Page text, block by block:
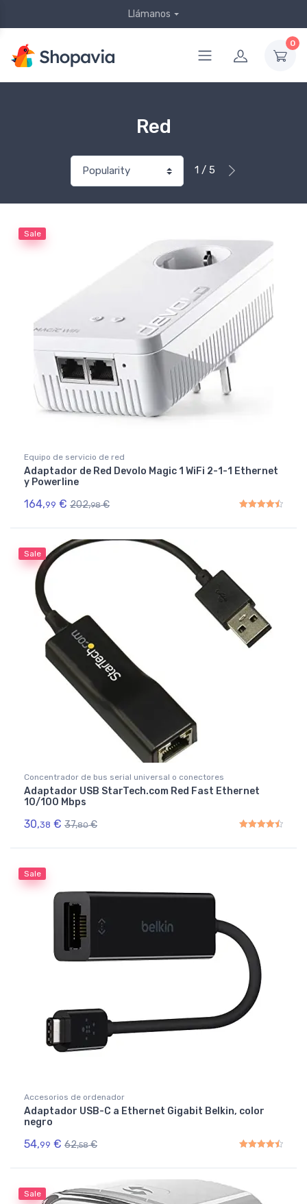
Llámanos
0
Red
1 / 5
Sale
Equipo de servicio de red
Adaptador de Red Devolo Magic 1 WiFi 2-1-1 Ethernet
y Powerline
164,99 € 202,98 €
Sale
Concentrador de bus serial universal o conectores
Adaptador USB StarTech.com Red Fast Ethernet
10/100 Mbps
30,38 € 37,80 €
Sale
Accesorios de ordenador
Adaptador USB-C a Ethernet Gigabit Belkin, color
negro
54,99 € 62,58 €
Sale